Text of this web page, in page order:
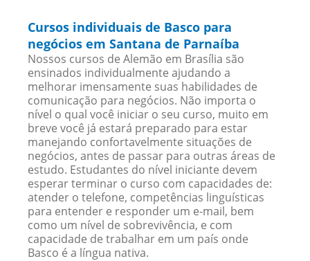
Cursos individuais de Basco para
negócios em Santana de Parnaíba
Nossos cursos de Alemão em Brasília são
ensinados individualmente ajudando a
melhorar imensamente suas habilidades de
comunicação para negócios. Não importa o
nível o qual você iniciar o seu curso, muito em
breve você já estará preparado para estar
manejando confortavelmente situações de
negócios, antes de passar para outras áreas de
estudo. Estudantes do nível iniciante devem
esperar terminar o curso com capacidades de:
atender o telefone, competências linguísticas
para entender e responder um e-mail, bem
como um nível de sobrevivência, e com
capacidade de trabalhar em um país onde
Basco é a língua nativa.